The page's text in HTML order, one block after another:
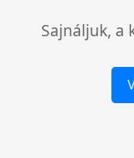
Sajnáljuk, a